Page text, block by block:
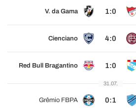
V. da Gama 1:0
Cienciano 4:0
Red Bull Bragantino 1:0
31.07.
Grêmio FBPA 0:1